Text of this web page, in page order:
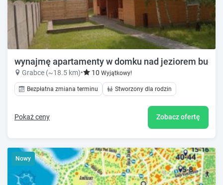
wynajmę apartamenty w domku nad jeziorem
Grabce (~18.5 km)• 10 Wyjątkowy!
Bezpłatna zmiana terminu Stworzony dla rodzin
Pokaż ceny Zobacz ofertę
Nowy